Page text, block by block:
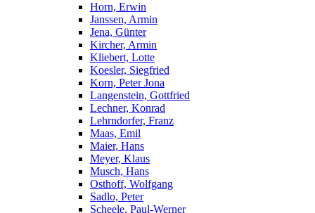
Horn, Erwin
Janssen, Armin
Jena, Günter
Kircher, Armin
Kliebert, Lotte
Koesler, Siegfried
Korn, Peter Jona
Langenstein, Gottfried
Lechner, Konrad
Lehrndorfer, Franz
Maas, Emil
Maier, Hans
Meyer, Klaus
Musch, Hans
Osthoff, Wolfgang
Sadlo, Peter
Scheele, Paul-Werner